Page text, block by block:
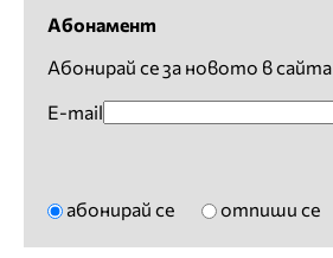
Абонамент
Абонирай се за новото в сайта
E-mail
абонирай се отпиши се